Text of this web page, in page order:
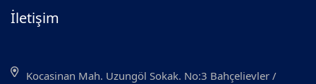
İletişim
Kocasinan Mah. Uzungöl Sokak. No:3 Bahçelievler /